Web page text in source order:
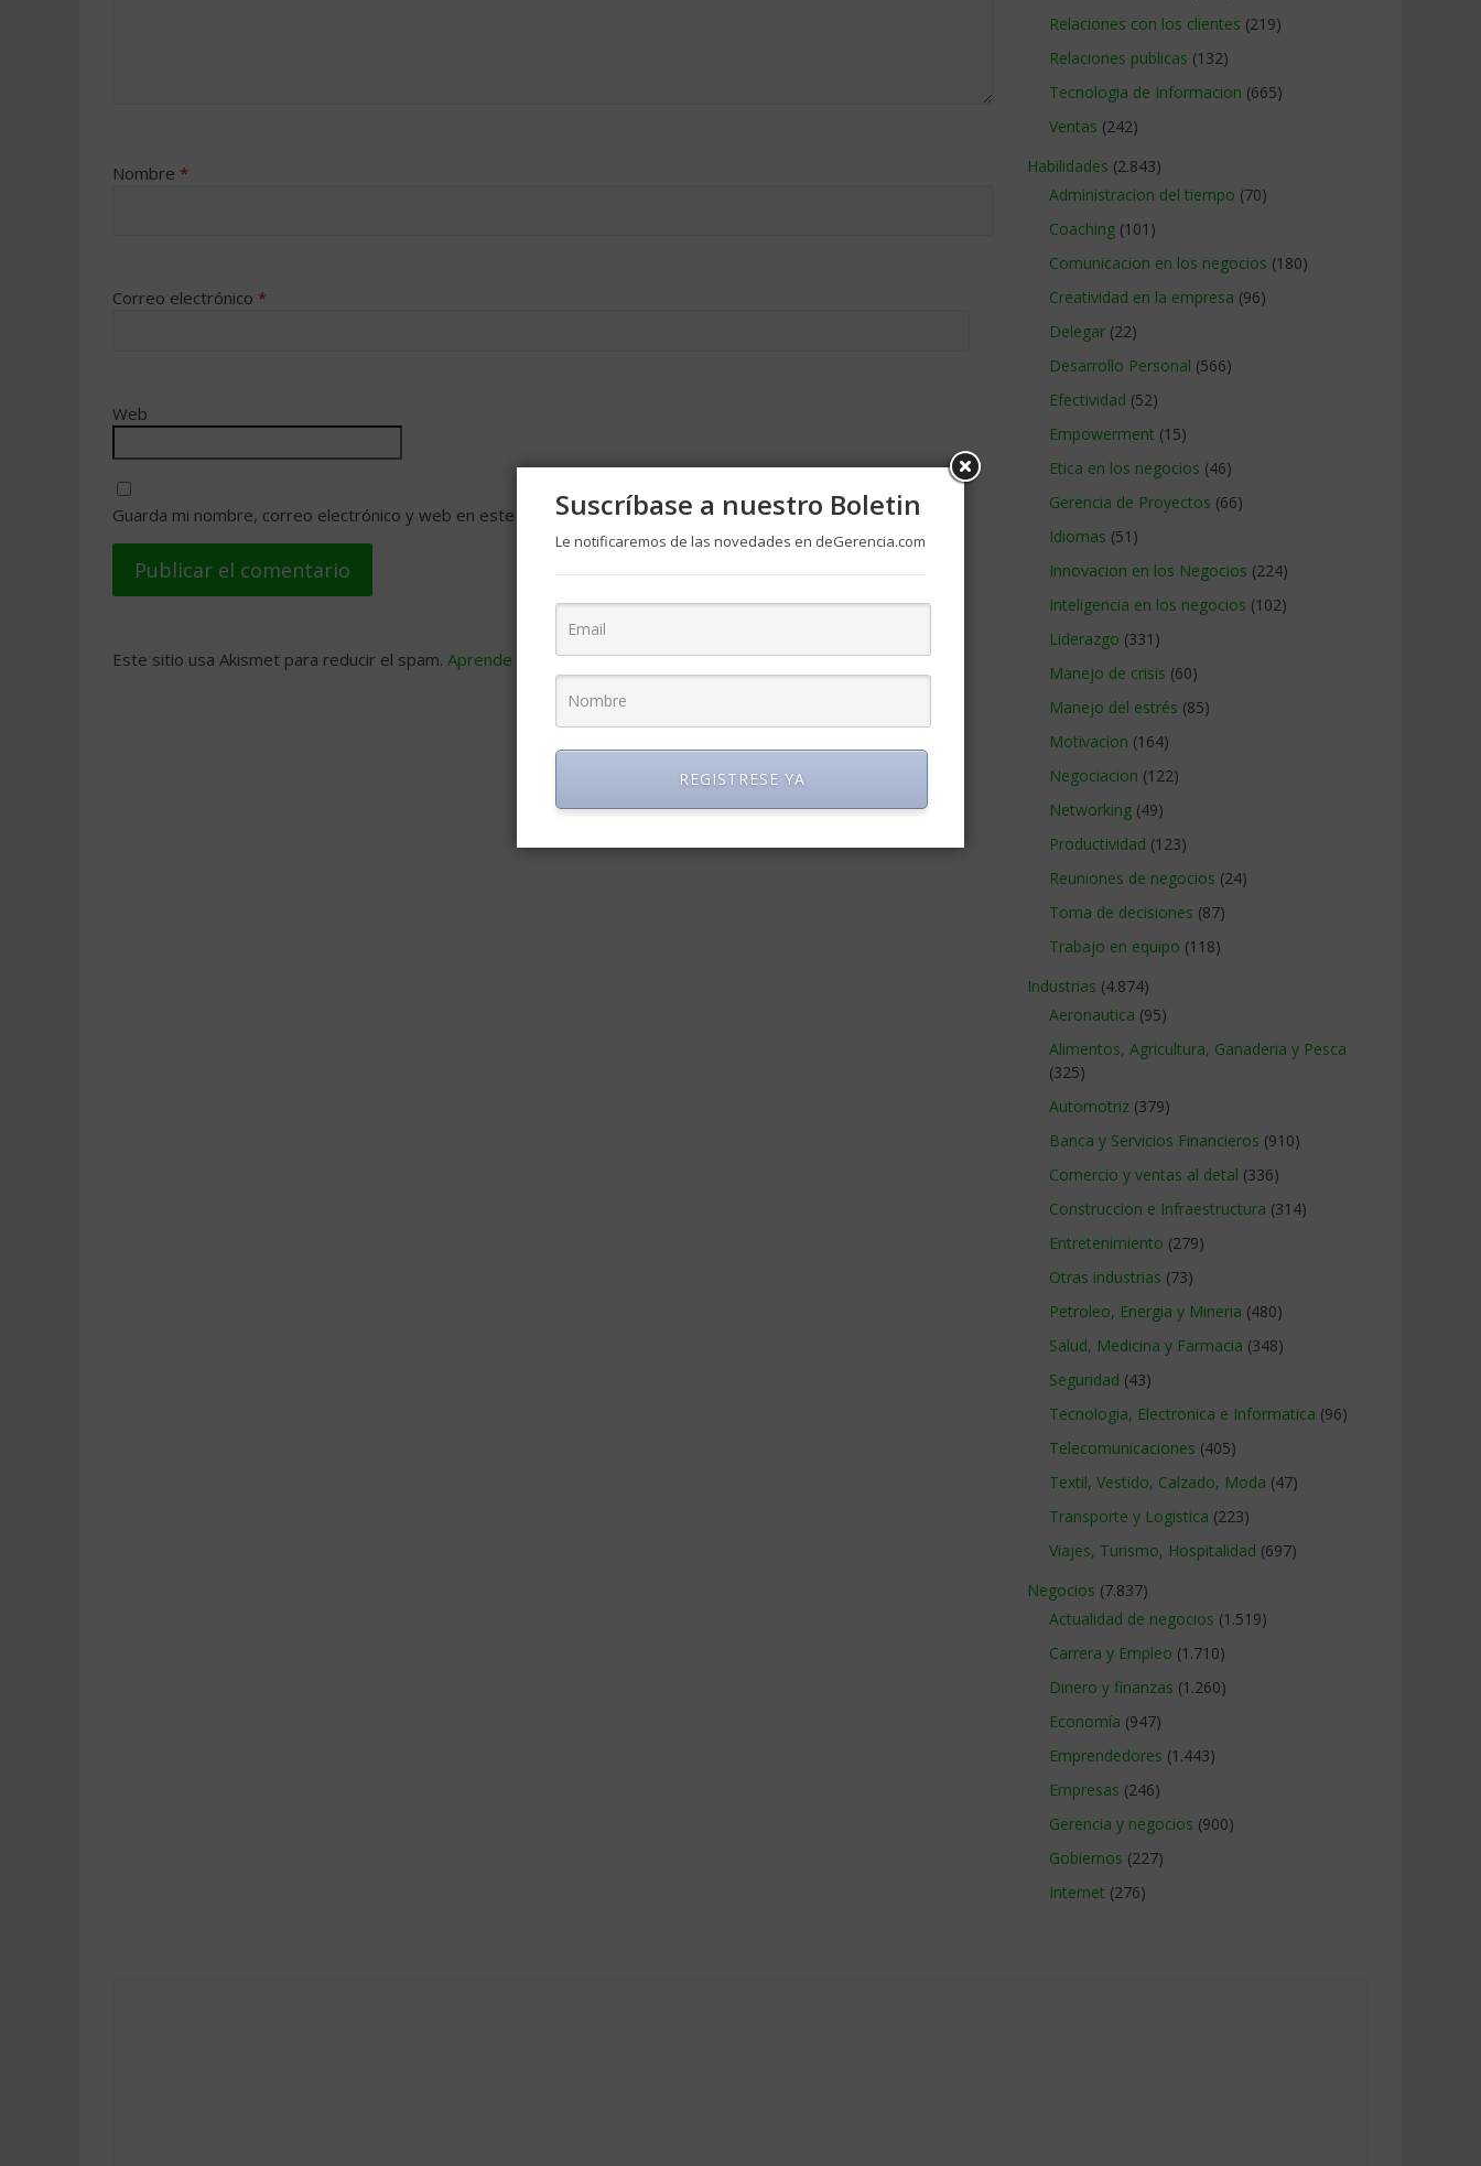
Nombre *
Correo electrónico *
Web
Guarda mi nombre, correo electrónico y web en este navegador para la próxima vez que comente.
Este sitio usa Akismet para reducir el spam. Aprende cómo se procesan los datos de tus comentarios.
Relaciones con los clientes (219)
Relaciones publicas (132)
Tecnologia de Informacion (665)
Ventas (242)
Habilidades (2.843)
Administracion del tiempo (70)
Coaching (101)
Comunicacion en los negocios (180)
Creatividad en la empresa (96)
Delegar (22)
Desarrollo Personal (566)
Efectividad (52)
Empowerment (15)
Etica en los negocios (46)
Gerencia de Proyectos (66)
Idiomas (51)
Innovacion en los Negocios (224)
Inteligencia en los negocios (102)
Liderazgo (331)
Manejo de crisis (60)
Manejo del estrés (85)
Motivacion (164)
Negociacion (122)
Networking (49)
Productividad (123)
Reuniones de negocios (24)
Toma de decisiones (87)
Trabajo en equipo (118)
Industrias (4.874)
Aeronautica (95)
Alimentos, Agricultura, Ganaderia y Pesca
(325)
Automotriz (379)
Banca y Servicios Financieros (910)
Comercio y ventas al detal (336)
Construccion e Infraestructura (314)
Entretenimiento (279)
Otras industrias (73)
Petroleo, Energia y Mineria (480)
Salud, Medicina y Farmacia (348)
Seguridad (43)
Tecnologia, Electronica e Informatica (96)
Telecomunicaciones (405)
Textil, Vestido, Calzado, Moda (47)
Transporte y Logistica (223)
Viajes, Turismo, Hospitalidad (697)
Negocios (7.837)
Actualidad de negocios (1.519)
Carrera y Empleo (1.710)
Dinero y finanzas (1.260)
Economía (947)
Emprendedores (1.443)
Empresas (246)
Gerencia y negocios (900)
Gobiernos (227)
Internet (276)
Suscríbase a nuestro Boletin
Le notificaremos de las novedades en deGerencia.com
REGISTRESE YA